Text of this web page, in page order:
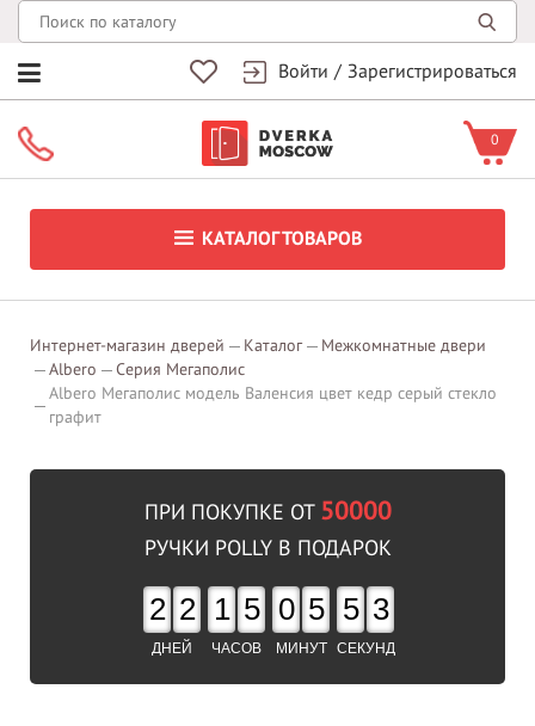
Войти / Зарегистрироваться
0
КАТАЛОГ ТОВАРОВ
Интернет-магазин дверей Каталог
Межкомнатные двери
Albero
Серия Мегаполис
Albero Мегаполис модель Валенсия цвет кедр серый стекло
графит
ПРИ ПОКУПКЕ ОТ 50000
РУЧКИ POLLY В ПОДАРОК
2 2
ДНЕЙ
1 5
ЧАСОВ
0 5
МИНУТ
5 2
СЕКУНД